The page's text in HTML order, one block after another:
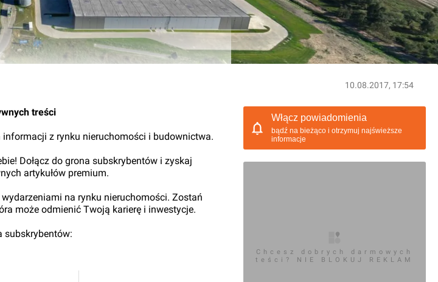
10.08.2017, 17:54
treści
z rynku nieruchomości i budownictwa.
Dołącz do grona subskrybentów i zyskaj
artykułów premium.
na rynku nieruchomości. Zostań
może odmienić Twoją karierę i inwestycje.
subskrybentów:
Włącz powiadomienia
bądź na bieżąco i otrzymuj najświeższe
informacje
Chcesz dobrych darmowych
teści? NIE BLOKUJ REKLAM